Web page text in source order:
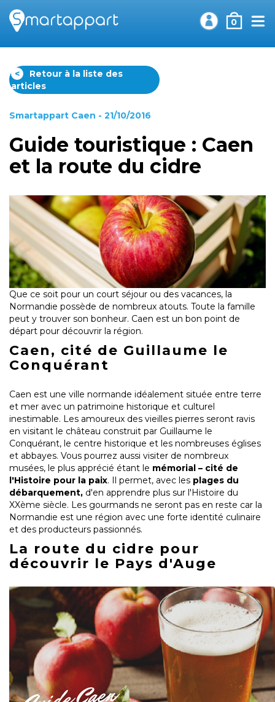
0
<
Retour à la liste des
articles
Smartappart Caen - 21/10/2016
Guide touristique : Caen
et la route du cidre
Que ce soit pour un court séjour ou des vacances, la
Normandie possède de nombreux atouts. Toute la famille
peut y trouver son bonheur. Caen est un bon point de
départ pour découvrir la région.
Caen, cité de Guillaume le
Conquérant
Caen est une ville normande idéalement située entre terre
et mer avec un patrimoine historique et culturel
inestimable. Les amoureux des vieilles pierres seront ravis
en visitant le château construit par Guillaume le
Conquérant, le centre historique et les nombreuses églises
et abbayes. Vous pourrez aussi visiter de nombreux
musées, le plus apprécié étant le mémorial – cité de
l'Histoire pour la paix. Il permet, avec les plages du
débarquement, d'en apprendre plus sur l'Histoire du
XXème siècle. Les gourmands ne seront pas en reste car la
Normandie est une région avec une forte identité culinaire
et des producteurs passionnés.
La route du cidre pour
découvrir le Pays d'Auge